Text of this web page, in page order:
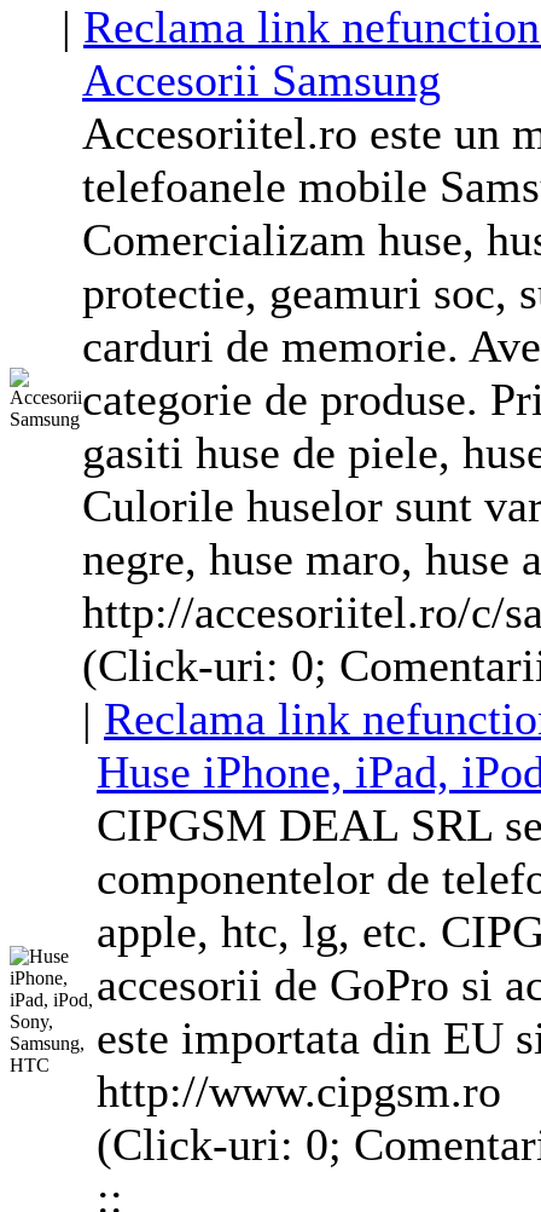
| Reclama link
Accesorii Samsung
Accesoriitel.ro este un
telefoanele mobile
Comercializam huse,
protectie, geamuri soc,
carduri de memorie.
categorie de produse.
gasiti huse de piele,
Culorile huselor sunt
negre, huse maro, huse
http://accesoriitel.ro/c/
(Click-uri: 0;
| Reclama link
Huse iPhone, iPad,
CIPGSM DEAL SRL
componentelor de
apple, htc, lg, etc.
accesorii de GoPro si
este importata din EU
http://www.cipgsm.ro
(Click-uri: 0;
::